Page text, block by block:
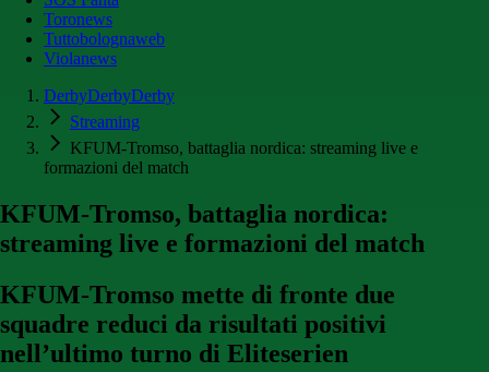
Toronews
Tuttobolognaweb
Violanews
DerbyDerbyDerby
Streaming
KFUM-Tromso, battaglia nordica: streaming live e
formazioni del match
KFUM-Tromso, battaglia nordica:
streaming live e formazioni del match
KFUM-Tromso mette di fronte due
squadre reduci da risultati positivi
nell’ultimo turno di Eliteserien